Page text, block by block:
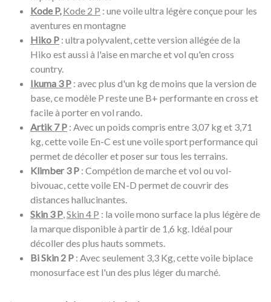
Kode P,Kode 2 P : une voile ultra légère conçue pour les
aventures en montagne
Hiko P : ultra polyvalent, cette version allégée de la
Hiko est aussi à l'aise en marche et vol qu'en cross
country.
Ikuma 3 P : avec plus d'un kg de moins que la version de
base, ce modèle P reste une B+ performante en cross et
facile à porter en vol rando.
Artik 7 P : Avec un poids compris entre 3,07 kg et 3,71
kg, cette voile En-C est une voile sport performance qui
permet de décoller et poser sur tous les terrains.
Klimber 3 P : Compétion de marche et vol ou vol-
bivouac, cette voile EN-D permet de couvrir des
distances hallucinantes.
Skin 3 P,Skin 4 P : la voile mono surface la plus légère de
la marque disponible à partir de 1,6 kg. Idéal pour
décoller des plus hauts sommets.
Bi Skin 2 P : Avec seulement 3,3 Kg, cette voile biplace
monosurface est l'un des plus léger du marché.